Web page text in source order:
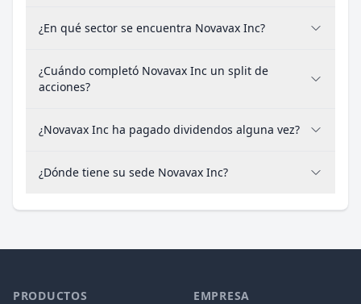
¿En qué sector se encuentra Novavax Inc?
¿Cuándo completó Novavax Inc un split de
acciones?
¿Novavax Inc ha pagado dividendos alguna vez?
¿Dónde tiene su sede Novavax Inc?
PRODUCTOS EMPRESA